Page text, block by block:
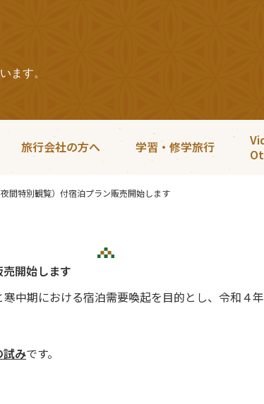
ます。
旅行会社の方へ 学習・修学旅行
間特別観覧）付宿泊プラン販売開始します
開始します
中期における宿泊需要喚起を目的とし、令和４
試みです。